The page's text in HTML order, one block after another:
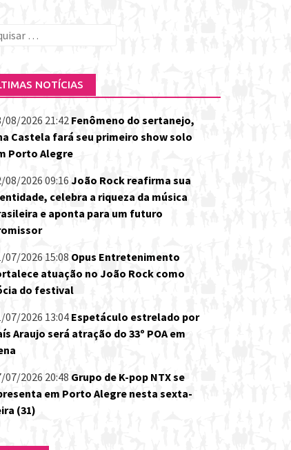
NOTÍCIAS
08/2026 21:42 Fenômeno do sertanejo,
Castela fará seu primeiro show solo
Porto Alegre
08/2026 09:16João Rock reafirma sua
celebra a riqueza da música
e aponta para um futuro
07/2026 15:08 Opus Entretenimento
atuação no João Rock como
do festival
07/2026 13:04 Espetáculo estrelado por
Araujo será atração do 33º POA em
07/2026 20:48 Grupo de K-pop NTX se
em Porto Alegre nesta sexta-
(31)